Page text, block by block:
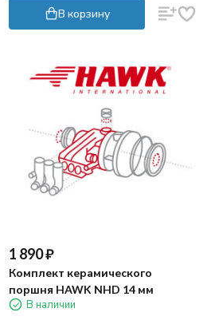
В корзину
1 890₽
Комплект керамического
поршня HAWK NHD 14 мм
В наличии